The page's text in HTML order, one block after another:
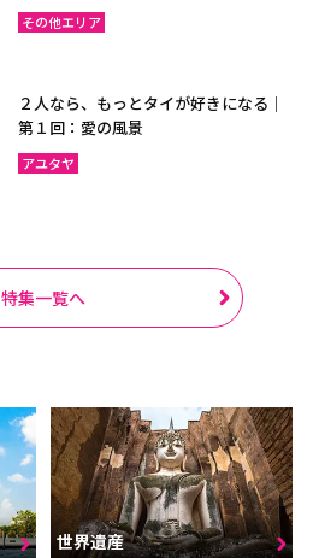
その他エリア
２人なら、もっとタイが好きになる｜
第１回：愛の風景
アユタヤ
特集一覧へ
世界遺産